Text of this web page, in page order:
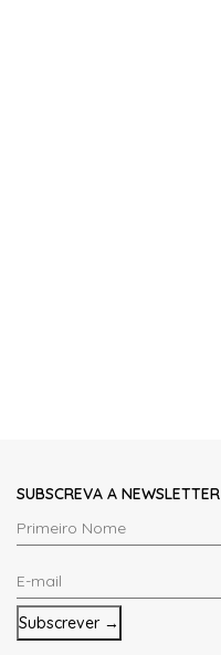
SUBSCREVA A NEWSLETTER
Primeiro
Nome
*
E-
mail
*